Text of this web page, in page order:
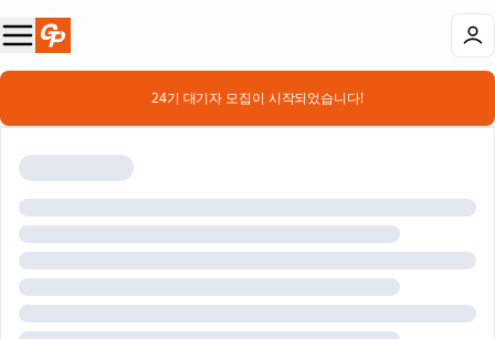
📣 24기 대기자 모집이 시작되었습니다!